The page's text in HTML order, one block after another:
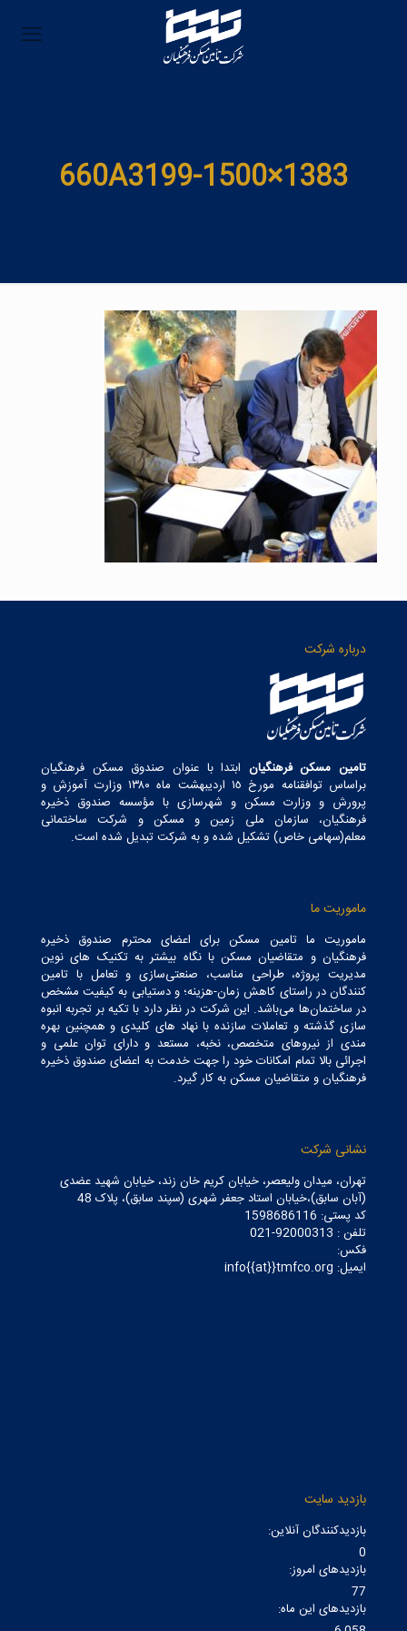
660A3199-1500×1383
درباره شرکت
تامین مسکن فرهنگیان ابتدا با عنوان صندوق مسکن فرهنگیان
براساس توافقنامه مورخ ١٥ اردیبهشت ماه ١٣٨٠ وزارت آموزش و
پرورش و وزارت مسکن و شهرسازی با مؤسسه صندوق ذخیره
فرهنگیان، سازمان ملی زمین و مسکن و شرکت ساختمانی
معلم(سهامی خاص) تشکیل شده و به شرکت تبدیل شده است.
ماموریت ما
ماموریت ما تامین مسکن برای اعضای محترم صندوق ذخیره
فرهنگیان و متقاضیان مسکن با نگاه بیشتر به تکنیک های نوین
مدیریت پروژه، طراحی مناسب، صنعتی‌سازی و تعامل با تامین
کنندگان در راستای کاهش زمان-هزینه؛ و دستیابی به کیفیت مشخص
در ساختمان‌ها می‌باشد. این شرکت در نظر دارد با تکیه بر تجربه انبوه
سازی گذشته و تعاملات سازنده با نهاد های کلیدی و همچنین بهره
مندی از نیروهای متخصص، نخبه، مستعد و دارای توان علمی و
اجرائی بالا تمام امکانات خود را جهت خدمت به اعضای صندوق ذخیره
فرهنگیان و متقاضیان مسکن به کار گیرد.
نشانی شرکت
تهران، میدان ولیعصر، خیابان کریم خان زند، خیابان شهید عضدی
(آبان سابق)،خیابان استاد جعفر شهری (سپند سابق)، پلاک 48
کد پستی: 1598686116
تلفن : 92000313-021
فکس:
ایمیل: info{{at}}tmfco.org
بازدید سایت
بازدیدکنندگان آنلاین:
0
بازدیدهای امروز:
77
بازدیدهای این ماه: